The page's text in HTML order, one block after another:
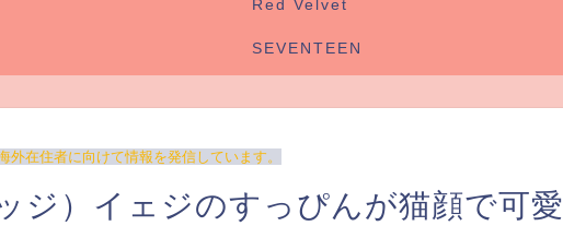
Red Velvet
SEVENTEEN
外在住者に向けて情報を発信しています。
ジ）イェジのすっぴんが猫顔で可愛